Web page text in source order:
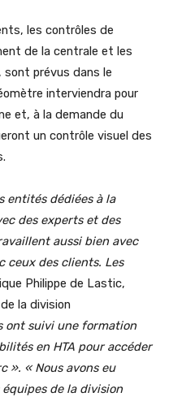
les contrôles de
de la centrale et les
prévus dans le
interviendra pour
et, à la demande du
un contrôle visuel des
entités dédiées à la
des experts et des
aussi bien avec
ceux des clients. Les
Philippe de Lastic,
la division
ont suivi une formation
en HTA pour accéder
». « Nous avons eu
équipes de la division